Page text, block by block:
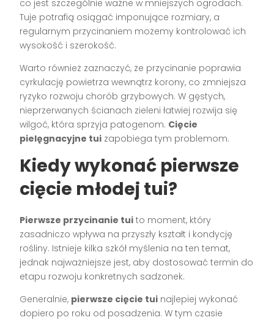
co jest szczególnie ważne w mniejszych ogrodach.
Tuje potrafią osiągać imponujące rozmiary, a
regularnym przycinaniem możemy kontrolować ich
wysokość i szerokość.
Warto również zaznaczyć, że przycinanie poprawia
cyrkulację powietrza wewnątrz korony, co zmniejsza
ryzyko rozwoju chorób grzybowych. W gęstych,
nieprzerwanych ścianach zieleni łatwiej rozwija się
wilgoć, która sprzyja patogenom. Cięcie
pielęgnacyjne tui zapobiega tym problemom.
Kiedy wykonać pierwsze
cięcie młodej tui?
Pierwsze przycinanie tui to moment, który
zasadniczo wpływa na przyszły kształt i kondycję
rośliny. Istnieje kilka szkół myślenia na ten temat,
jednak najważniejsze jest, aby dostosować termin do
etapu rozwoju konkretnych sadzonek.
Generalnie, pierwsze cięcie tui najlepiej wykonać
dopiero po roku od posadzenia. W tym czasie